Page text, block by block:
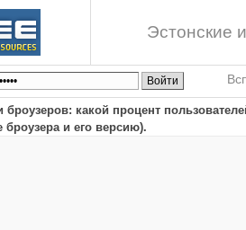
Эстонские
броузеров: какой процент
броузера и его версию).